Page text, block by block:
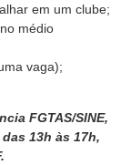
em um clube;
médio
vaga);
FGTAS/SINE,
13h às 17h,